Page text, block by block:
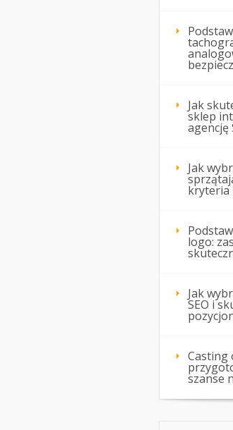
Jak
sklep
agencję
Jak
kryteria
logo:
Jak
SEO i
Casting
szanse